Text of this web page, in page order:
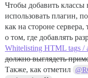
Чтобы добавить классы
использовать плагин,
как на стороне
о том, где добавлять
Whitelisting HTML tags /
должно выглядеть
Также, как отметил